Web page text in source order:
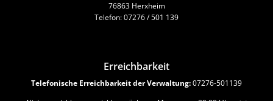
76863 Herxheim
Telefon: 07276 / 501 139
Erreichbarkeit
Telefonische Erreichbarkeit der Verwaltung:07276-501139